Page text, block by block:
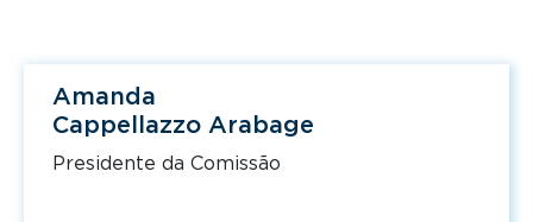
Amanda
Cappellazzo Arabage
Presidente da Comissão